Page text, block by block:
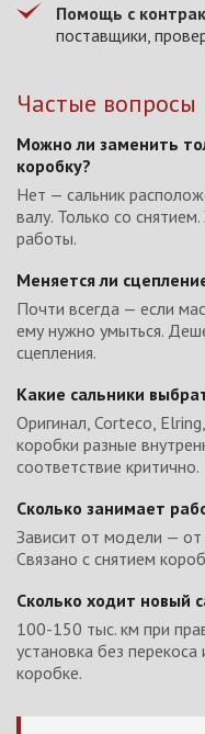
Помощь с
поставщики,
Частые вопросы
Можно ли заменить
коробку?
Нет — сальник
валу. Только со
работы.
Меняется ли
Почти всегда — если
ему нужно умыться.
сцепления.
Какие сальники
Оригинал, Corteco,
коробки разные
соответствие критично.
Сколько занимает
Зависит от модели — от
Связано с снятием
Сколько ходит новый
100-150 тыс. км при
установка без
коробке.